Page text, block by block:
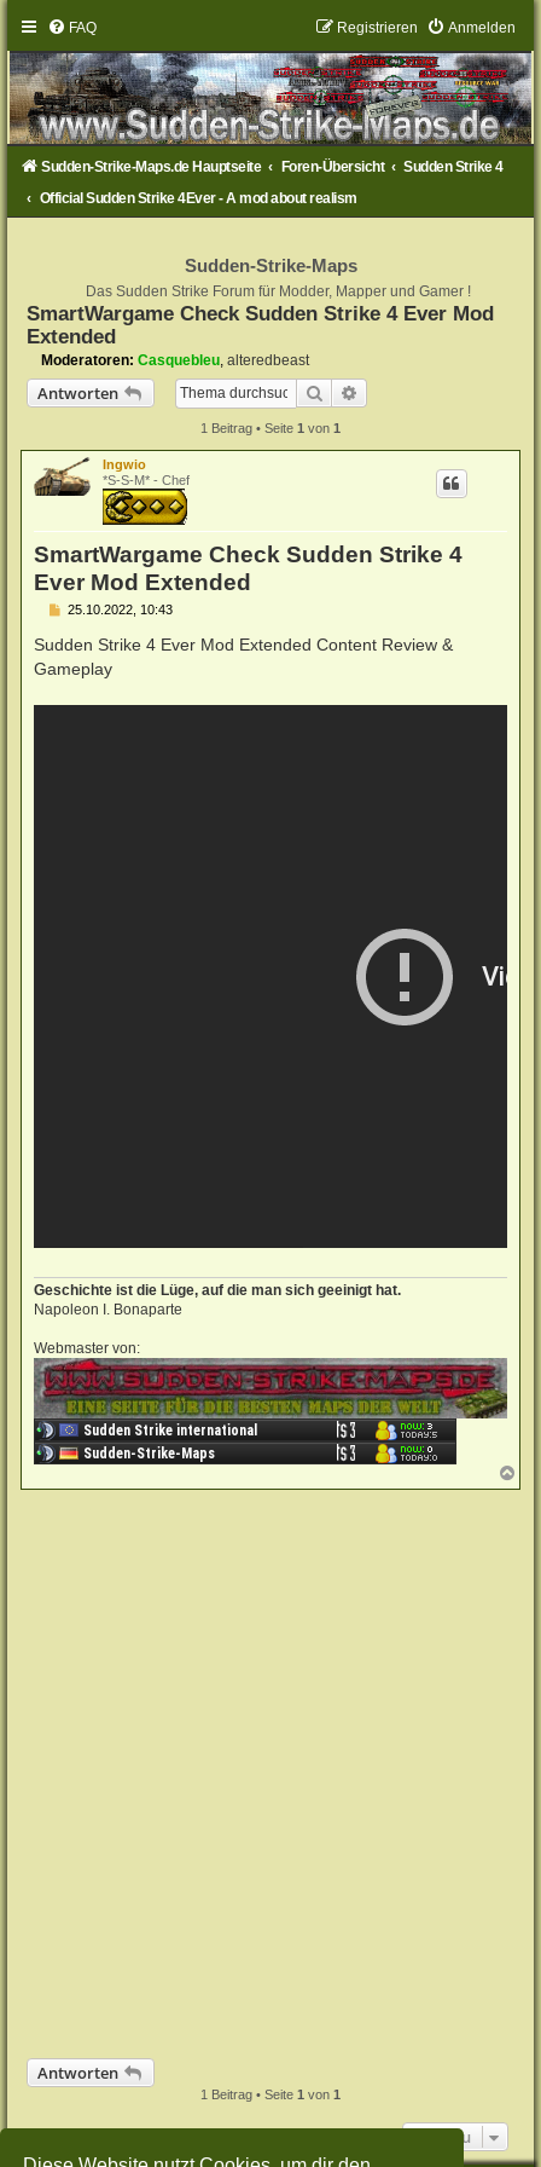
FAQ Anmelden
Registrieren
Sudden-Strike-Maps.de Hauptseite Foren-Übersicht
Sudden Strike 4
Official Sudden Strike 4Ever - A mod about realism
Sudden-Strike-Maps
Das Sudden Strike Forum für Modder, Mapper und Gamer !
SmartWargame Check Sudden Strike 4 Ever Mod
Extended
Moderatoren: Casquebleu,alteredbeast
Antworten Suche
1 Beitrag • Seite 1 von 1
Ingwio
*S-S-M* - Chef
SmartWargame Check Sudden Strike 4
Ever Mod Extended
B
i
t
r
g
25.10.2022, 10:43
Sudden Strike 4 Ever Mod Extended Content Review &
Gameplay
Geschichte ist die Lüge, auf die man sich geeinigt hat.
Napoleon I. Bonaparte
Webmaster von:
a
Antworten
1 Beitrag • Seite 1 von 1
Gehe zu